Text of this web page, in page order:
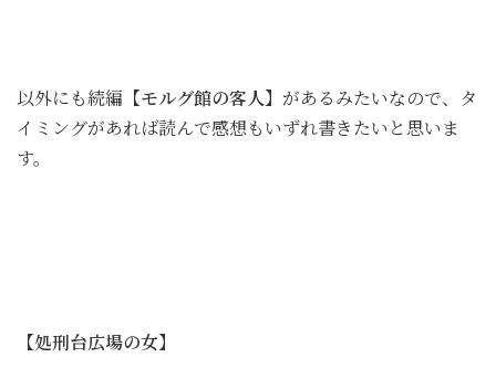
以外にも続編 【モルグ館の客人】 があるみたいなので、タ
イミングがあれば読んで感想もいずれ書きたいと思いま
す。
【処刑台広場の女】